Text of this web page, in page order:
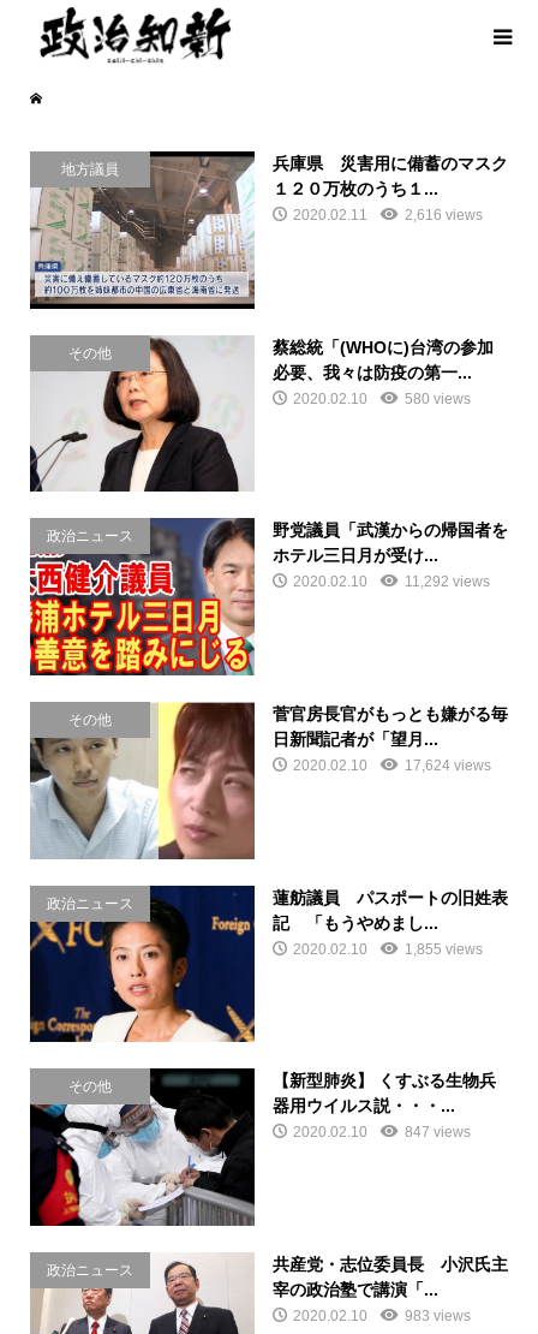
地方議員
兵庫県 災害用に備蓄のマスク
１２０万枚のうち１...
2020.02.11 2,616 views
その他
蔡総統「(WHOに)台湾の参加
必要、我々は防疫の第一...
2020.02.10 580 views
政治ニュース
野党議員「武漢からの帰国者を
ホテル三日月が受け...
2020.02.10 11,292 views
その他
菅官房長官がもっとも嫌がる毎
日新聞記者が「望月...
2020.02.10 17,624 views
政治ニュース
蓮舫議員 パスポートの旧姓表
記 「もうやめまし...
2020.02.10 1,855 views
その他
【新型肺炎】 くすぶる生物兵
器用ウイルス説・・・...
2020.02.10 847 views
政治ニュース
共産党・志位委員長 小沢氏主
宰の政治塾で講演「...
2020.02.10 983 views